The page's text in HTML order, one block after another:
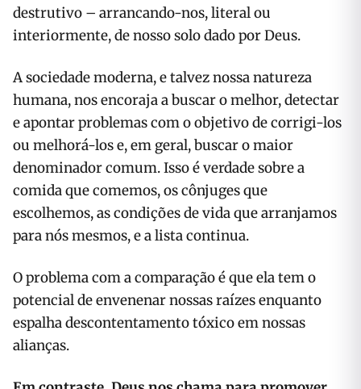
destrutivo – arrancando-nos, literal ou
interiormente, de nosso solo dado por Deus.
A sociedade moderna, e talvez nossa natureza
humana, nos encoraja a buscar o melhor, detectar
e apontar problemas com o objetivo de corrigi-los
ou melhorá-los e, em geral, buscar o maior
denominador comum. Isso é verdade sobre a
comida que comemos, os cônjuges que
escolhemos, as condições de vida que arranjamos
para nós mesmos, e a lista continua.
O problema com a comparação é que ela tem o
potencial de envenenar nossas raízes enquanto
espalha descontentamento tóxico em nossas
alianças.